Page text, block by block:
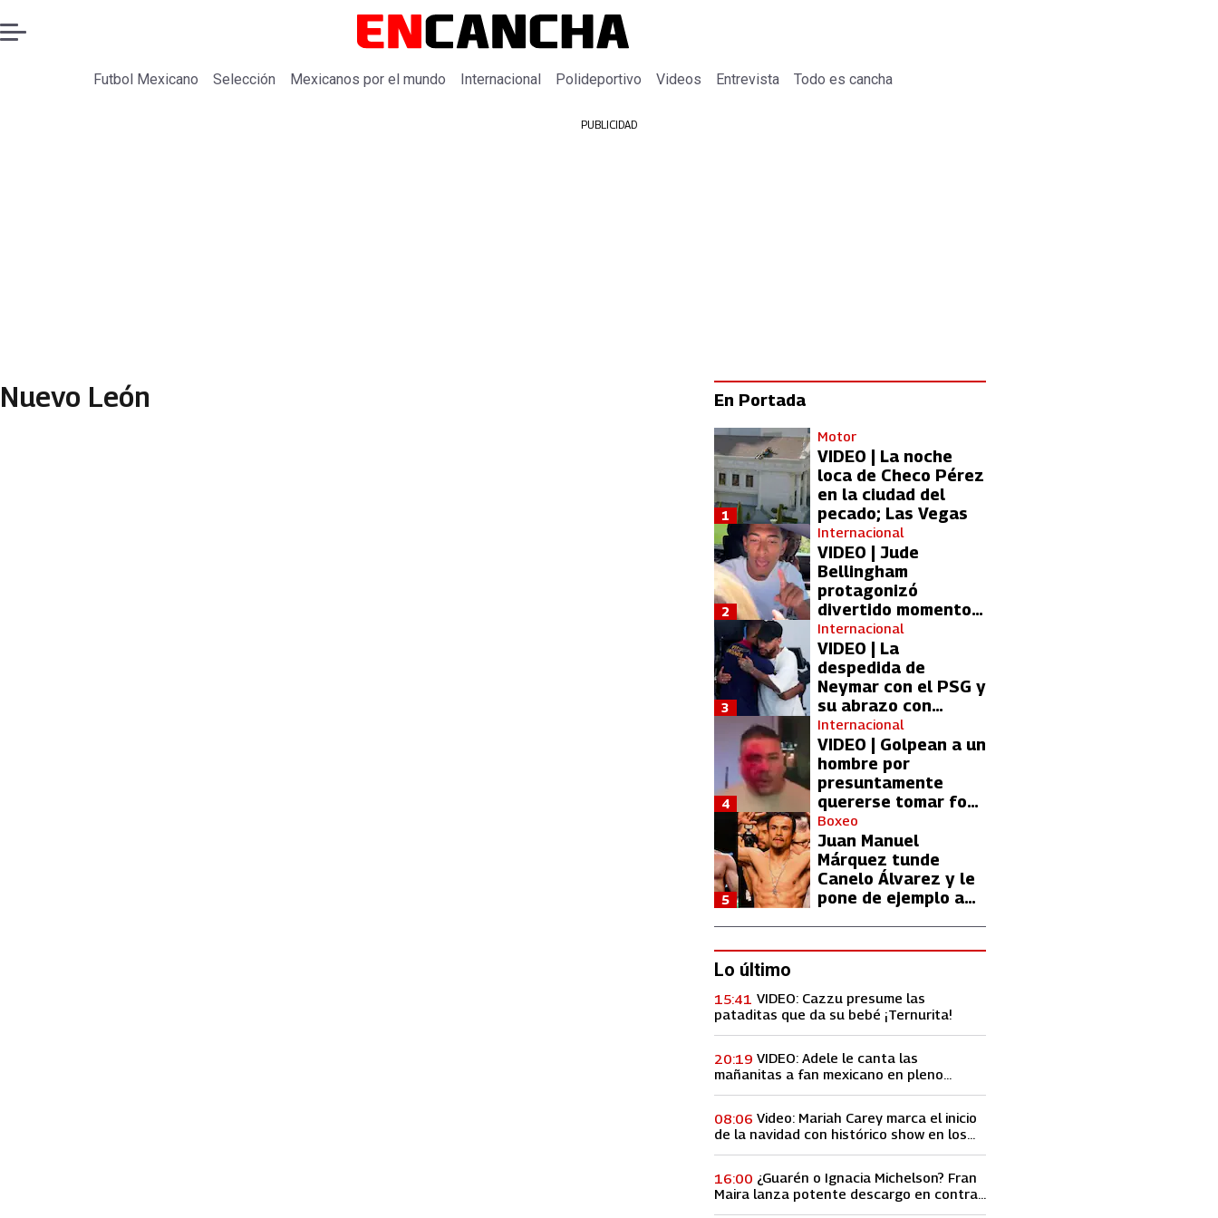
Futbol Mexicano Selección Mexicanos por el mundo Internacional Polideportivo Videos Entrevista Todo es cancha
PUBLICIDAD
Nuevo León En Portada
Motor
VIDEO | La noche
loca de Checo Pérez
en la ciudad del
pecado; Las Vegas
1
Internacional
VIDEO | Jude
Bellingham
protagonizó
divertido momento
con aficionada del
Real Madrid
2
Internacional
VIDEO | La
despedida de
Neymar con el PSG y
su abrazo con
Kylian Mbappé
3
Internacional
VIDEO | Golpean a un
hombre por
presuntamente
quererse tomar foto
con Lionel Messi
4
Boxeo
Juan Manuel
Márquez tunde
Canelo Álvarez y le
pone de ejemplo a
5
Lo último
VIDEO: Cazzu presume las
pataditas que da su bebé ¡Ternurita!
15:41
VIDEO: Adele le canta las
mañanitas a fan mexicano en pleno
20:19
Video: Mariah Carey marca el inicio
de la navidad con histórico show en los
08:06
¿Guarén o Ignacia Michelson? Fran
Maira lanza potente descargo en contra
16:00